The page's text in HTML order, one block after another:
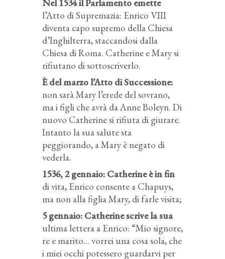
Nel 1534 il Parlamento emette
l’Atto di Supremazia: Enrico VIII
diventa capo supremo della Chiesa
d’Inghilterra, staccandosi dalla
Chiesa di Roma. Catherine e Mary si
rifiutano di sottoscriverlo.
È del marzo l’Atto di Successione:
non sarà Mary l’erede del sovrano,
ma i figli che avrà da Anne Boleyn. Di
nuovo Catherine si rifiuta di giurare.
Intanto la sua salute sta
peggiorando, a Mary è negato di
vederla.
1536, 2 gennaio: Catherine è in fin
di vita, Enrico consente a Chapuys,
ma non alla figlia Mary, di farle visita;
5 gennaio: Catherine scrive la sua
ultima lettera a Enrico: “Mio signore,
re e marito... vorrei una cosa sola, che
i miei occhi potessero guardarvi per